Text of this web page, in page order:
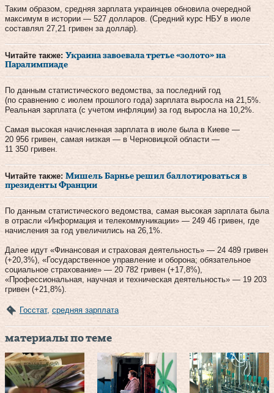
Таким образом, средняя зарплата украинцев обновила очередной
максимум в истории — 527 долларов. (Средний курс НБУ в июле
составлял 27,21 гривен за доллар).
Читайте также: Украина завоевала третье «золото» на
Паралимпиаде
По данным статистического ведомства, за последний год
(по сравнению с июлем прошлого года) зарплата выросла на 21,5%.
Реальная зарплата (с учетом инфляции) за год выросла на 10,2%.
Самая высокая начисленная зарплата в июле была в Киеве —
20 956 гривен, самая низкая — в Черновицкой области —
11 350 гривен.
Читайте также: Мишель Барнье решил баллотироваться в
президенты Франции
По данным статистического ведомства, самая высокая зарплата была
в отрасли «Информация и телекоммуникации» — 249 46 гривен, где
начисления за год увеличились на 26,1%.
Далее идут «Финансовая и страховая деятельность» — 24 489 гривен
(+20,3%), «Государственное управление и оборона; обязательное
социальное страхование» — 20 782 гривен (+17,8%),
«Профессиональная, научная и техническая деятельность» — 19 203
гривен (+21,8%).
Госстат, средняя зарплата
материалы по теме